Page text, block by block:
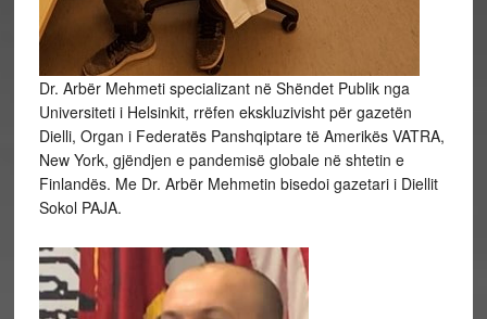
Dr. Arbër Mehmeti specializant në Shëndet Publik nga
Universiteti i Helsinkit, rrëfen ekskluzivisht për gazetën
Dielli, Organ i Federatës Panshqiptare të Amerikës VATRA,
New York, gjëndjen e pandemisë globale në shtetin e
Finlandës. Me Dr. Arbër Mehmetin bisedoi gazetari i Diellit
Sokol PAJA.